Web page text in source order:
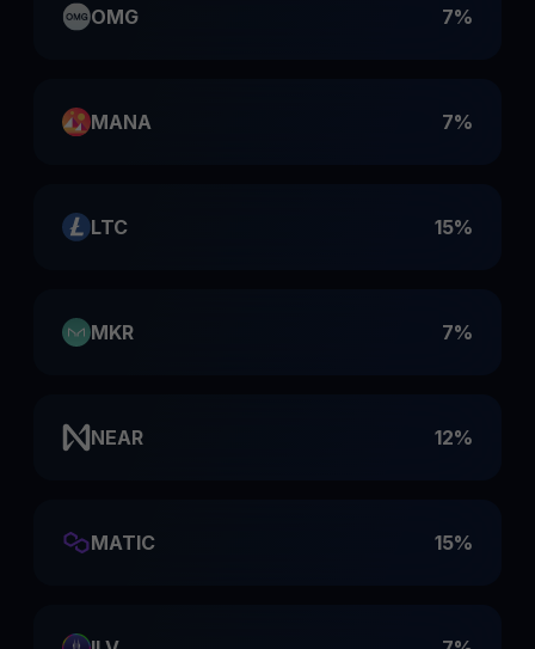
OMG 7%
MANA 7%
LTC 15%
MKR 7%
NEAR 12%
MATIC 15%